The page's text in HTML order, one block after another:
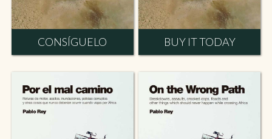
CONSÍGUELO BUY IT TODAY